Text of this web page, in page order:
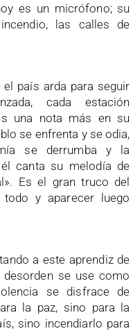
es un micrófono; su
las calles de
país arda para seguir
cada estación
una nota más en su
se enfrenta y se odia,
se derrumba y la
canta su melodía de
Es el gran truco del
todo y aparecer luego
a este aprendiz de
se use como
se disfrace de
la paz, sino para la
sino incendiarlo para